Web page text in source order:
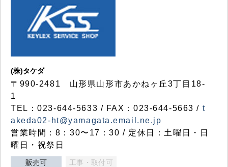
(株)タケダ
〒990-2481 山形県山形市あかねヶ丘3丁目18-
1
TEL：023-644-5633 / FAX：023-644-5663 / t
akeda02-ht@yamagata.email.ne.jp
営業時間：8：30〜17：30 / 定休日：土曜日・日
曜日・祝祭日
販売可 工事・取付可